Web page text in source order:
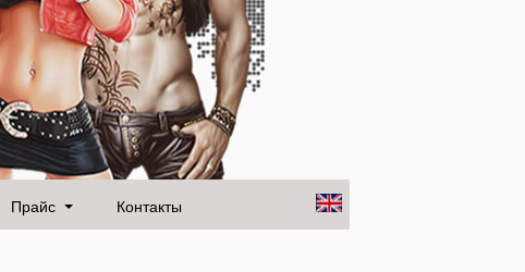
Прайс Контакты